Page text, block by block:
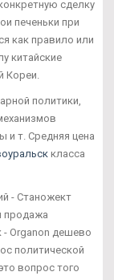
сделку
печеньки при
как правило или
китайские
Кореи.
политики,
и т. Средняя цена
класса
- Станожект
продажа
- Organon дешево
политической
вопрос того